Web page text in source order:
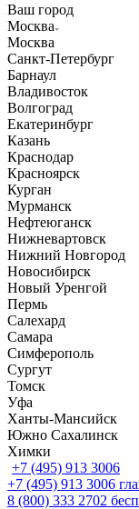
Ваш город
Москва
Москва
Санкт-Петербург
Барнаул
Владивосток
Волгоград
Екатеринбург
Казань
Краснодар
Красноярск
Курган
Мурманск
Нефтеюганск
Нижневартовск
Нижний Новгород
Новосибирск
Новый Уренгой
Пермь
Салехард
Самара
Симферополь
Сургут
Томск
Уфа
Ханты-Мансийск
Южно Сахалинск
Химки
+7 (495) 913 3006
+7 (495) 913 3006
8 (800) 333 2702